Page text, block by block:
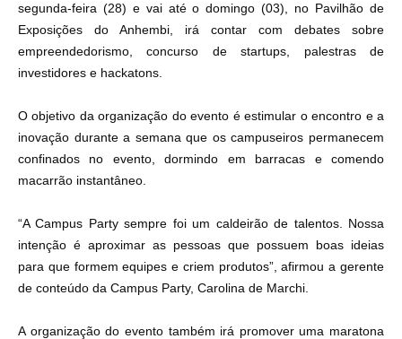
segunda-feira (28) e vai até o domingo (03), no Pavilhão de
Exposições do Anhembi, irá contar com debates sobre
empreendedorismo, concurso de startups, palestras de
investidores e hackatons.
O objetivo da organização do evento é estimular o encontro e a
inovação durante a semana que os campuseiros permanecem
confinados no evento, dormindo em barracas e comendo
macarrão instantâneo.
“A Campus Party sempre foi um caldeirão de talentos. Nossa
intenção é aproximar as pessoas que possuem boas ideias
para que formem equipes e criem produtos”, afirmou a gerente
de conteúdo da Campus Party, Carolina de Marchi.
A organização do evento também irá promover uma maratona